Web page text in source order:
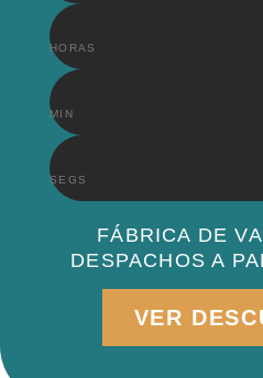
HORAS
MIN
SEGS
FÁBRICA DE
DESPACHOS A
VER